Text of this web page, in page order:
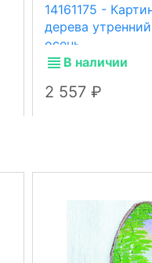
14161175 -
дерева
осень.
В наличии
2 557